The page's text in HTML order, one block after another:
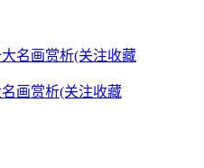
画赏析(关注收藏